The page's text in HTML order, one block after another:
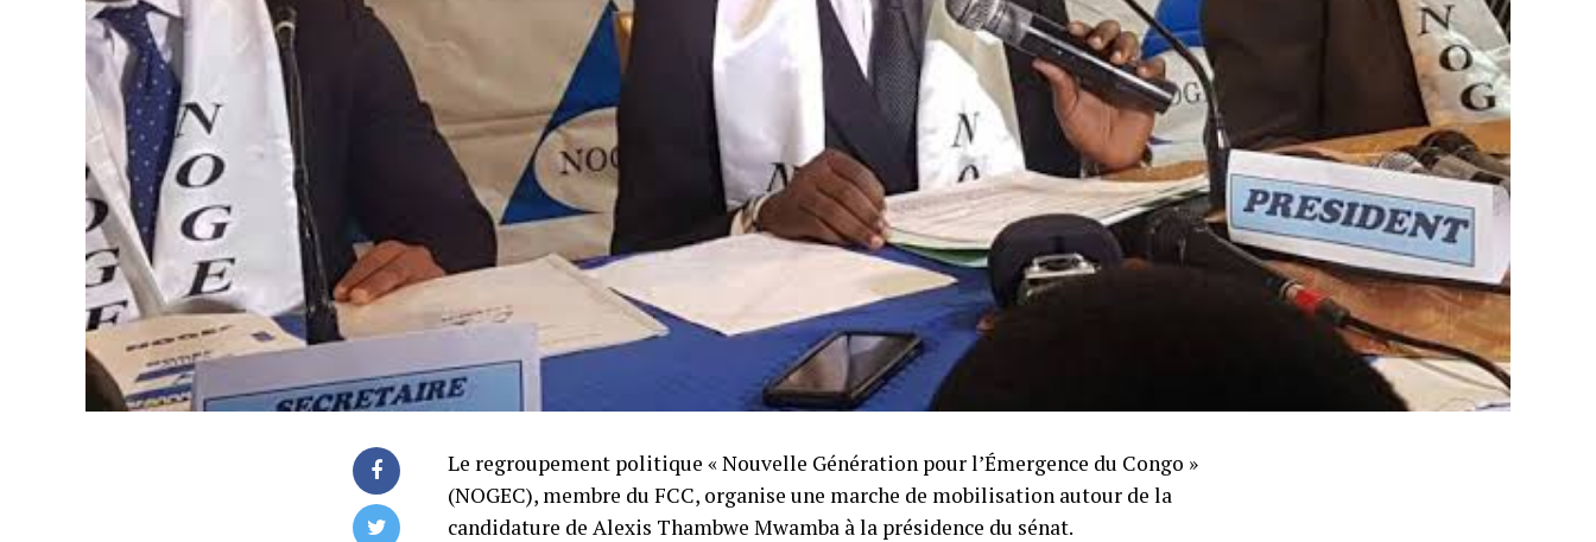
Le regroupement politique « Nouvelle Génération pour l’Émergence du Congo »
(NOGEC), membre du FCC, organise une marche de mobilisation autour de la
candidature de Alexis Thambwe Mwamba à la présidence du sénat.